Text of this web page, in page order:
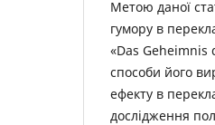
Метою даної
гумору в
«Das Geheimnis
способи його
ефекту в
дослідження